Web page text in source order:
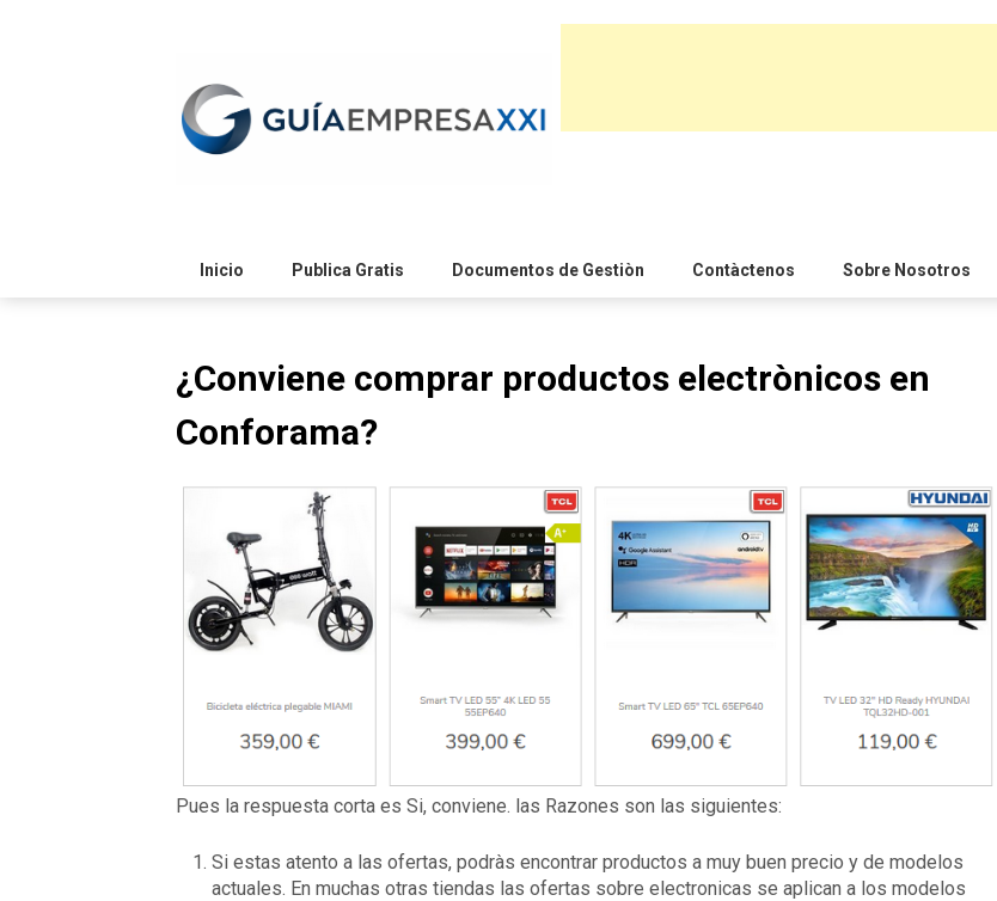
Inicio Publica Gratis Documentos de Gestiòn Contàctenos Sobre Nosotros
¿Conviene comprar productos electrònicos en
Conforama?
Pues la respuesta corta es Si, conviene. las Razones son las siguientes:
Si estas atento a las ofertas, podràs encontrar productos a muy buen precio y de modelos
actuales. En muchas otras tiendas las ofertas sobre electronicas se aplican a los modelos